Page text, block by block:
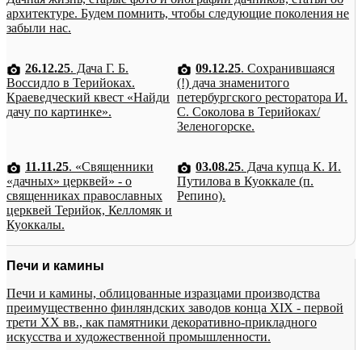
архитектуре. Будем помнить, чтобы следующие поколения не
забыли нас.
26.12.25. Дача Г. Б.
Воссидло в Терийоках.
Краеведческий квест «Найди
дачу по картинке».
09.12.25. Сохранившаяся
(!) дача знаменитого
петербургского ресторатора И.
С. Соколова в Терийоках/
Зеленогорске.
11.11.25. «Священники
«дачных» церквей» - о
священниках православных
церквей Терийок, Келломяк и
Куоккалы.
03.08.25. Дача купца К. И.
Путилова в Куоккале (п.
Репино).
Печи и камины
Печи и камины, облицованные изразцами производства
преимущественно финляндских заводов конца XIX - первой
трети XX вв., как памятники декоративно-прикладного
искусства и художественной промышленности.